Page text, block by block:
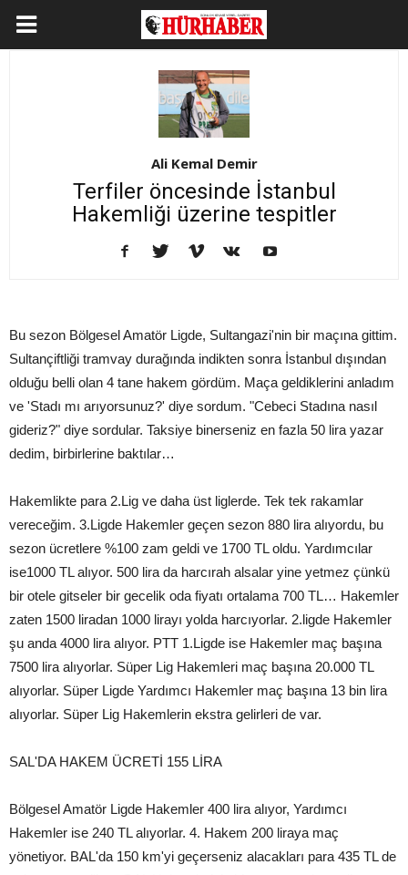
Ali Kemal Demir
Terfiler öncesinde İstanbul
Hakemliği üzerine tespitler
Bu sezon Bölgesel Amatör Ligde, Sultangazi'nin bir maçına gittim.
Sultançiftliği tramvay durağında indikten sonra İstanbul dışından
olduğu belli olan 4 tane hakem gördüm. Maça geldiklerini anladım
ve 'Stadı mı arıyorsunuz?' diye sordum. "Cebeci Stadına nasıl
gideriz?" diye sordular. Taksiye binerseniz en fazla 50 lira yazar
dedim, birbirlerine baktılar…
Hakemlikte para 2.Lig ve daha üst liglerde. Tek tek rakamlar
vereceğim. 3.Ligde Hakemler geçen sezon 880 lira alıyordu, bu
sezon ücretlere %100 zam geldi ve 1700 TL oldu. Yardımcılar
ise1000 TL alıyor. 500 lira da harcırah alsalar yine yetmez çünkü
bir otele gitseler bir gecelik oda fiyatı ortalama 700 TL… Hakemler
zaten 1500 liradan 1000 lirayı yolda harcıyorlar. 2.ligde Hakemler
şu anda 4000 lira alıyor. PTT 1.Ligde ise Hakemler maç başına
7500 lira alıyorlar. Süper Lig Hakemleri maç başına 20.000 TL
alıyorlar. Süper Ligde Yardımcı Hakemler maç başına 13 bin lira
alıyorlar. Süper Lig Hakemlerin ekstra gelirleri de var.
SAL'DA HAKEM ÜCRETİ 155 LİRA
Bölgesel Amatör Ligde Hakemler 400 lira alıyor, Yardımcı
Hakemler ise 240 TL alıyorlar. 4. Hakem 200 liraya maç
yönetiyor. BAL'da 150 km'yi geçerseniz alacakları para 435 TL de